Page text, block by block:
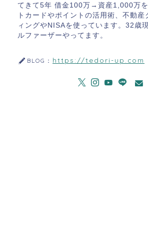
てきて5年 借金100万→資産1,000万を
トカードやポイントの活用術、不動
ィングやNISAを使っています。32歳
ルファーザーやってます。
BLOG： https://tedori-up.com